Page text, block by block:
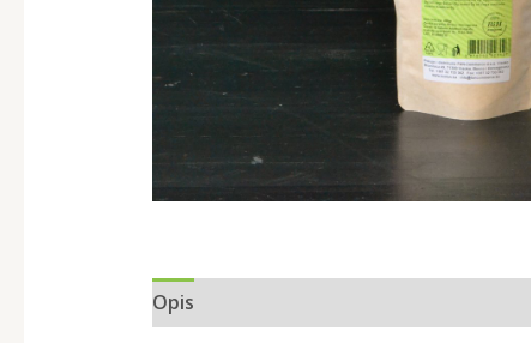
Opis